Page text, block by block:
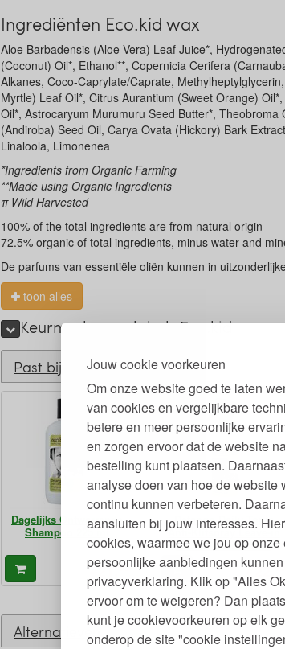
Jouw cookie voorkeuren
Om onze website goed te laten
van cookies en vergelijkbare
betere en meer persoonlijke
en zorgen ervoor dat de website
bestelling kunt plaatsen.
analyse doen van hoe de website
continu kunnen verbeteren.
aansluiten bij jouw interesses.
cookies, waarmee we jou op
persoonlijke aanbiedingen
privacyverklaring. Klik op "Alles
ervoor om te weigeren? Dan
kunt je cookievoorkeuren op elk
onderop de site "cookie
Ingrediënten Eco.kid wax
Aloe Barbadensis (Aloe Vera) Leaf Juice*,
(Coconut) Oil*, Ethanol**, Copernicia Cerifera
Alkanes, Coco-Caprylate/Caprate,
Myrtle) Leaf Oil*, Citrus Aurantium (Sweet Orange)
Oil*, Astrocaryum Murumuru Seed Butter*,
(Andiroba) Seed Oil, Carya Ovata (Hickory) Bark
Linaloola, Limonenea
*Ingredients from Organic Farming
**Made using Organic Ingredients
π Wild Harvested
100% of the total ingredients are from natural origin
72.5% organic of total ingredients, minus water and
De parfums van essentiële oliën kunnen in
toon alles
Keurmerken en labels Eco.kid
Past bij
Dagelijks Ontwarrende
Shampoo 225 ml
€21,95
Detango Daily Tonic
Anti-Klitspray Leave-in
Conditioner 225 ml
€22,95
Alternatieven